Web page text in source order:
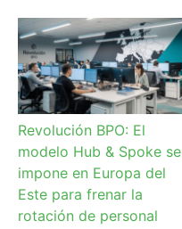
Revolución BPO: El
modelo Hub & Spoke se
impone en Europa del
Este para frenar la
rotación de personal